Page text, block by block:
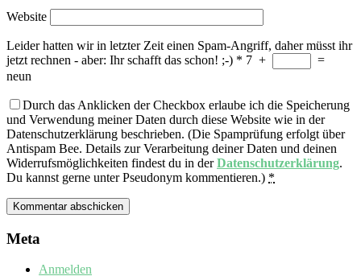
Website
Leider hatten wir in letzter Zeit einen Spam-Angriff, daher müsst ihr
jetzt rechnen - aber: Ihr schafft das schon! ;-) * 7 +
=
neun
Durch das Anklicken der Checkbox erlaube ich die Speicherung
und Verwendung meiner Daten durch diese Website wie in der
Datenschutzerklärung beschrieben. (Die Spamprüfung erfolgt über
Antispam Bee. Details zur Verarbeitung deiner Daten und deinen
Widerrufsmöglichkeiten findest du in derDatenschutzerklärung.
Du kannst gerne unter Pseudonym kommentieren.) *
Meta
Anmelden